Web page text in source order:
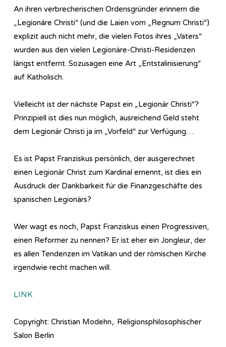
An ihren verbrecherischen Ordensgründer erinnern die
„Legionäre Christi“ (und die Laien vom „Regnum Christi“)
explizit auch nicht mehr, die vielen Fotos ihres „Vaters“
wurden aus den vielen Legionäre-Christi-Residenzen
längst entfernt. Sozusagen eine Art „Entstalinisierung“
auf Katholisch.
Vielleicht ist der nächste Papst ein „Legionär Christi“?
Prinzipiell ist dies nun möglich, ausreichend Geld steht
dem Legionär Christi ja im „Vorfeld“ zur Verfügung…
Es ist Papst Franziskus persönlich, der ausgerechnet
einen Legionär Christ zum Kardinal ernennt, ist dies ein
Ausdruck der Dankbarkeit für die Finanzgeschäfte des
spanischen Legionärs?
Wer wagt es noch, Papst Franziskus einen Progressiven,
einen Reformer zu nennen? Er ist eher ein Jongleur, der
es allen Tendenzen im Vatikan und der römischen Kirche
irgendwie recht machen will.
LINK
Copyright: Christian Modehn,. Religionsphilosophischer
Salon Berlin